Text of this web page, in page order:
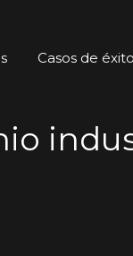
Casos de éxito